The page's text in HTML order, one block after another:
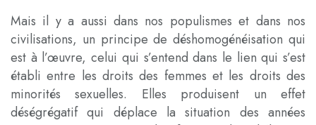
Mais il y a aussi dans nos populismes et dans nos
civilisations, un principe de déshomogénéisation qui
est à l’œuvre, celui qui s’entend dans le lien qui s’est
établi entre les droits des femmes et les droits des
minorités sexuelles. Elles produisent un effet
déségrégatif qui déplace la situation des années